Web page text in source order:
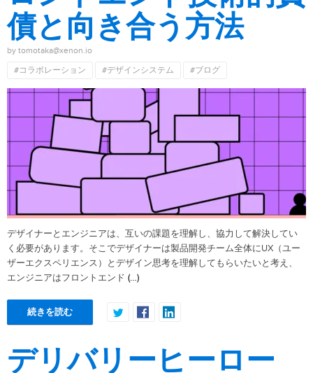
債と向き合う方法
by tomotaka@xenon.io
#コラボレーション
#デザインシステム #ブログ
デザイナーとエンジニアは、互いの課題を理解し、協力して解決してい
く必要があります。そこでデザイナーは製品開発チーム全体にUX（ユー
ザーエクスペリエンス）とデザイン思考を理解してもらいたいと考え、
エンジニアはフロントエンド (…)
続きを読む
デリバリーヒーロー